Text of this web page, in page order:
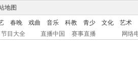
地图
春晚 戏曲 音乐 科教 青少 文化
艺术
节目大全 直播中国 赛事直播 网络